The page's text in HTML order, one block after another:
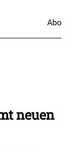
Abo
neuen